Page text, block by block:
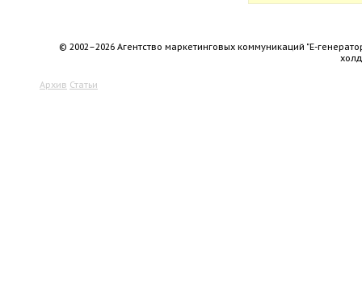
© 2002–2026 Агентство маркетинговых коммуникаций "Е-
Архив Статьи